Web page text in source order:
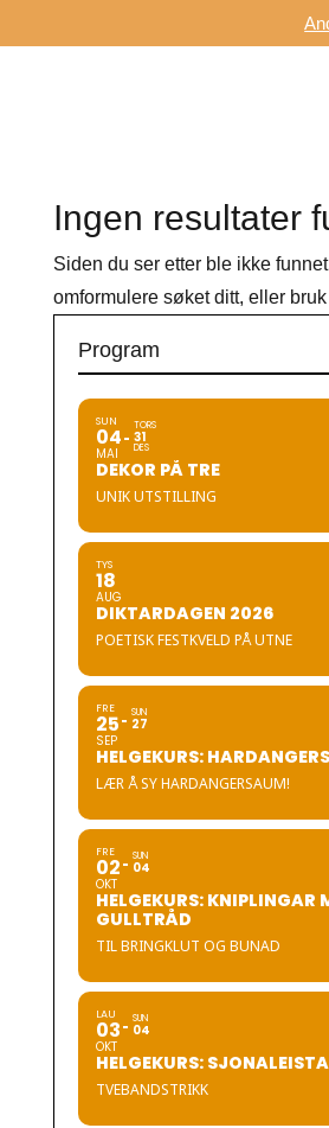
Ingen resultater
Siden du ser etter ble ikke
omformulere søket ditt, eller
Program
SUN
04
MAI
TORS
31
DES
DEKOR PÅ TRE
UNIK UTSTILLING
TYS
18
AUG
DIKTARDAGEN 2026
POETISK FESTKVELD PÅ UTNE
FRE
25
SEP
SUN
27
HELGEKURS:
LÆR Å SY HARDANGERSAUM!
FRE
02
OKT
SUN
04
HELGEKURS: KNIPLINGAR
GULLTRÅD
TIL BRINGKLUT OG BUNAD
LAU
03
OKT
SUN
04
HELGEKURS:
TVEBANDSTRIKK